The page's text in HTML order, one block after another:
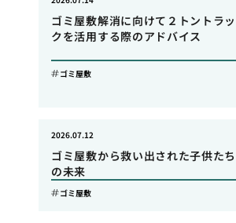
ゴミ屋敷解消に向けて２トントラッ
クを活用する際のアドバイス
ゴミ屋敷
ゴミ屋敷から救い出された子供たち
の未来
2026.07.12
ゴミ屋敷